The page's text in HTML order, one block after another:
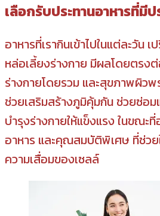
เลือกรับประทานอาหารที่มีป
อาหารที่เรากินเข้าไปในแต่ละวัน
หล่อเลี้ยงร่างกาย มีผลโดยตร
ร่างกายโดยรวม และสุขภาพผิว
ช่วยเสริมสร้างภูมิคุ้มกัน ช่วยซ่อ
บำรุงร่างกายให้แข็งแรง ในขณะ
อาหาร และคุณสมบัติพิเศษ ที่ช่วย
ความเสื่อมของเซลล์